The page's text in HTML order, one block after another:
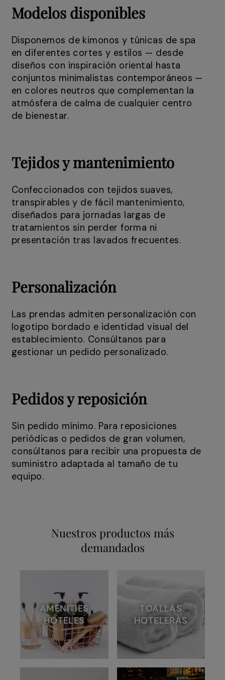
Modelos disponibles
Disponemos de kimonos y túnicas de spa
en diferentes cortes y estilos — desde
diseños con inspiración oriental hasta
conjuntos minimalistas contemporáneos —
en colores neutros que complementan la
atmósfera de calma de cualquier centro
de bienestar.
Tejidos y mantenimiento
Confeccionados con tejidos suaves,
transpirables y de fácil mantenimiento,
diseñados para jornadas largas de
tratamientos sin perder forma ni
presentación tras lavados frecuentes.
Personalización
Las prendas admiten personalización con
logotipo bordado e identidad visual del
establecimiento. Consúltanos para
gestionar un pedido personalizado.
Pedidos y reposición
Sin pedido mínimo. Para reposiciones
periódicas o pedidos de gran volumen,
consúltanos para recibir una propuesta de
suministro adaptada al tamaño de tu
equipo.
Nuestros productos más
demandados
AMENITIES
HOTELES
TOALLAS
HOTELERAS